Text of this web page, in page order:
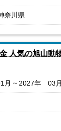
奈川県
金 人気の旭山
月 ~ 2027年 03月